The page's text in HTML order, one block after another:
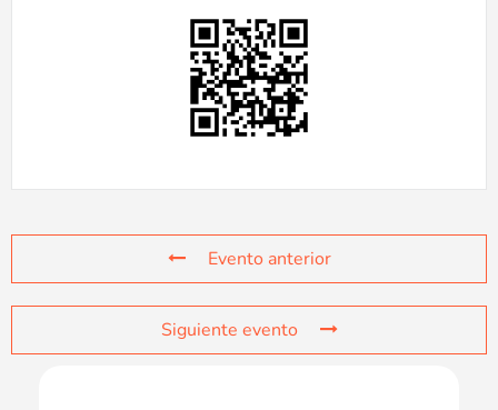
Evento anterior
Siguiente evento